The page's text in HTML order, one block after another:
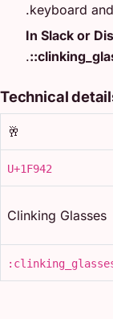
keyboard
In Slack or
.
Technical
🥂
U+1F942
Clinking Glasses